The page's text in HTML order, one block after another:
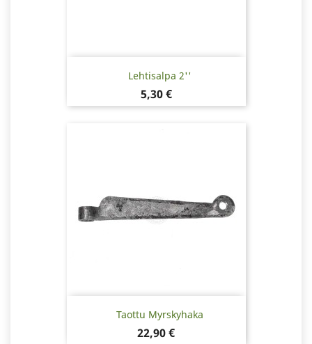
Lehtisalpa 2''
Hinta
5,30 €
Taottu Myrskyhaka
Hinta
22,90 €